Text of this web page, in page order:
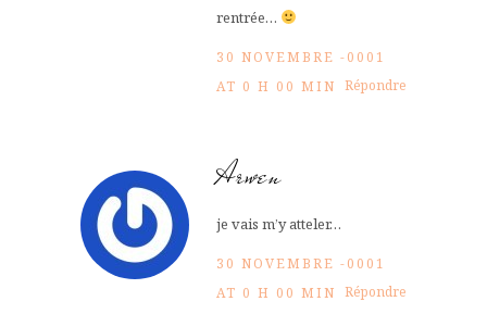
rentrée…
30 NOVEMBRE -0001
AT 0 H 00 MIN Répondre
Arwen
je vais m’y atteler…
30 NOVEMBRE -0001
AT 0 H 00 MIN Répondre